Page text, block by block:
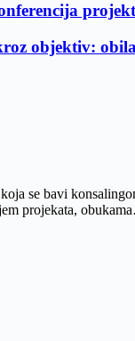
objektiv:
se bavi
projekata,